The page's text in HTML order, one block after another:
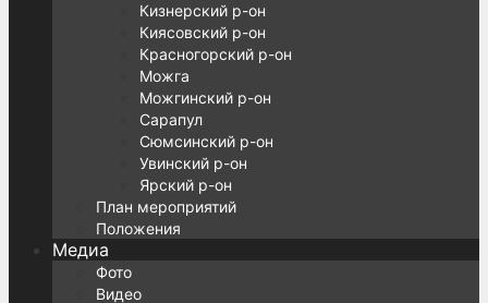
Кизнерский р-он
Киясовский р-он
Красногорский р-он
Можга
Можгинский р-он
Сарапул
Сюмсинский р-он
Увинский р-он
Ярский р-он
План мероприятий
Положения
Медиа
Фото
Видео